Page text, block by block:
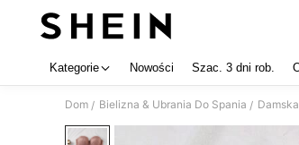
Kategorie Nowości Szac. 3 dni rob.
Dom / Bielizna & Ubrania Do Spania /